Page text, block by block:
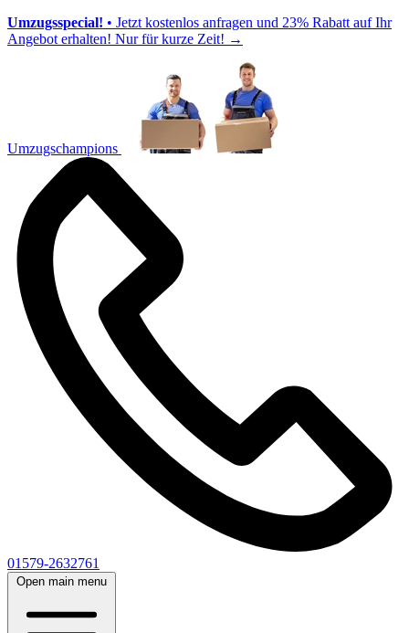
Umzugsspecial! • Jetzt kostenlos anfragen und 23% Rabatt auf Ihr
Angebot erhalten! Nur für kurze Zeit! →
Umzugschampions
01579-2632761
Open main menu